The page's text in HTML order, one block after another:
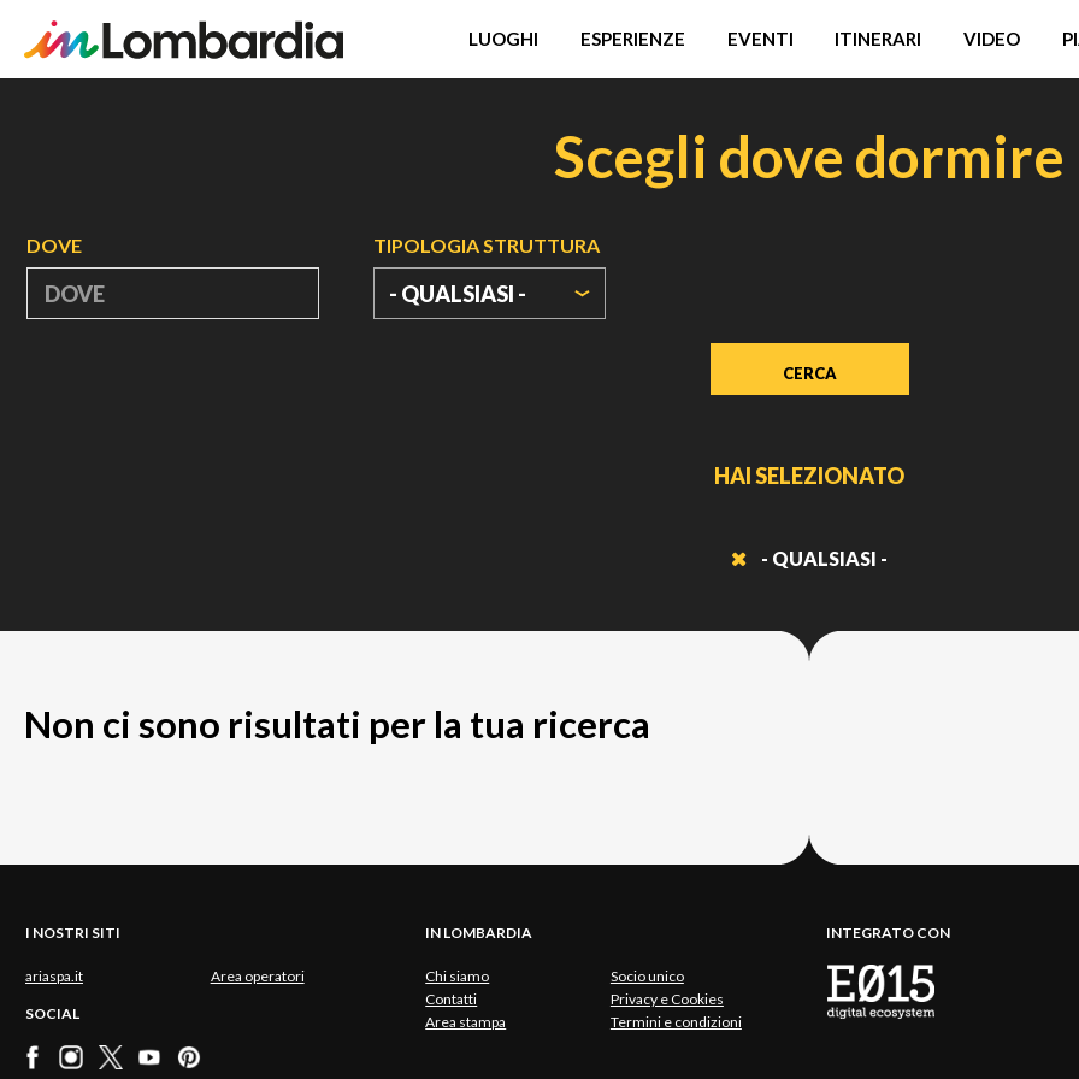
LUOGHI ESPERIENZE EVENTI ITINERARI VIDEO
Scegli dove dormire
DOVE TIPOLOGIA STRUTTURA
- QUALSIASI -
HAI SELEZIONATO
- QUALSIASI -
Non ci sono risultati per la tua ricerca
I NOSTRI SITI
ariaspa.it Area operatori
SOCIAL
IN LOMBARDIA
Chi siamo
Socio unico
Contatti
Privacy e Cookies
Area stampa
Termini e condizioni
INTEGRATO CON